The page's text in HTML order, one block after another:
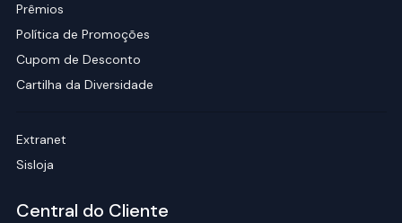
Prêmios
Política de Promoções
Cupom de Desconto
Cartilha da Diversidade
Extranet
Sisloja
Central do Cliente